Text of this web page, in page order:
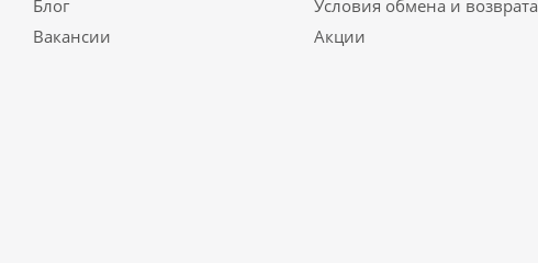
Блог
Вакансии
Условия обмена и возврата
Акции